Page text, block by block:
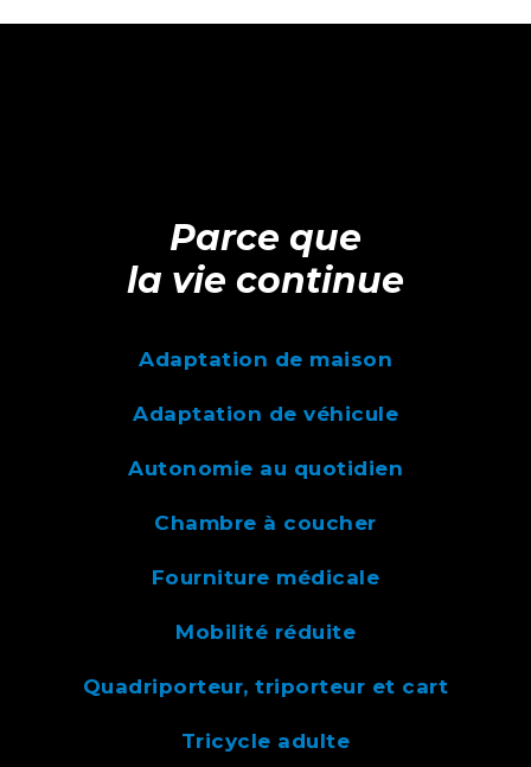
Parce que
la vie continue
Adaptation de maison
Adaptation de véhicule
Autonomie au quotidien
Chambre à coucher
Fourniture médicale
Mobilité réduite
Quadriporteur, triporteur et cart
Tricycle adulte